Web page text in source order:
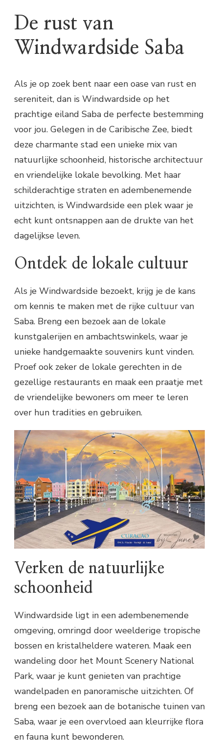
De rust van
Windwardside Saba
Als je op zoek bent naar een oase van rust en
sereniteit, dan is Windwardside op het
prachtige eiland Saba de perfecte bestemming
voor jou. Gelegen in de Caribische Zee, biedt
deze charmante stad een unieke mix van
natuurlijke schoonheid, historische architectuur
en vriendelijke lokale bevolking. Met haar
schilderachtige straten en adembenemende
uitzichten, is Windwardside een plek waar je
echt kunt ontsnappen aan de drukte van het
dagelijkse leven.
Ontdek de lokale cultuur
Als je Windwardside bezoekt, krijg je de kans
om kennis te maken met de rijke cultuur van
Saba. Breng een bezoek aan de lokale
kunstgalerijen en ambachtswinkels, waar je
unieke handgemaakte souvenirs kunt vinden.
Proef ook zeker de lokale gerechten in de
gezellige restaurants en maak een praatje met
de vriendelijke bewoners om meer te leren
over hun tradities en gebruiken.
Verken de natuurlijke
schoonheid
Windwardside ligt in een adembenemende
omgeving, omringd door weelderige tropische
bossen en kristalheldere wateren. Maak een
wandeling door het Mount Scenery National
Park, waar je kunt genieten van prachtige
wandelpaden en panoramische uitzichten. Of
breng een bezoek aan de botanische tuinen van
Saba, waar je een overvloed aan kleurrijke flora
en fauna kunt bewonderen.